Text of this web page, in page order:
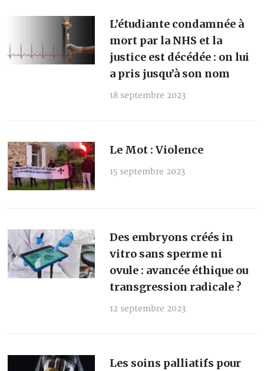
L’étudiante condamnée à
mort par la NHS et la
justice est décédée : on lui
a pris jusqu’à son nom
18 septembre 2023
Le Mot : Violence
15 septembre 2023
Des embryons créés in
vitro sans sperme ni
ovule : avancée éthique ou
transgression radicale ?
12 septembre 2023
Les soins palliatifs pour